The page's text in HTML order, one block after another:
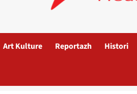
Art Kulture Reportazh Histori